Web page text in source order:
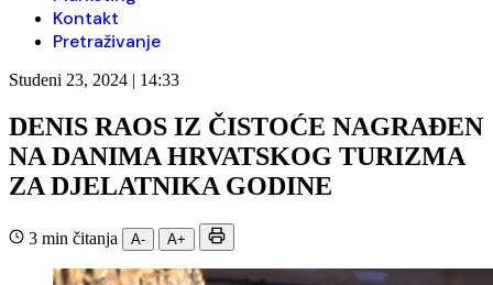
Kontakt
Pretraživanje
Studeni 23, 2024 | 14:33
DENIS RAOS IZ ČISTOĆE NAGRAĐEN
NA DANIMA HRVATSKOG TURIZMA
ZA DJELATNIKA GODINE
3 min čitanja A- A+